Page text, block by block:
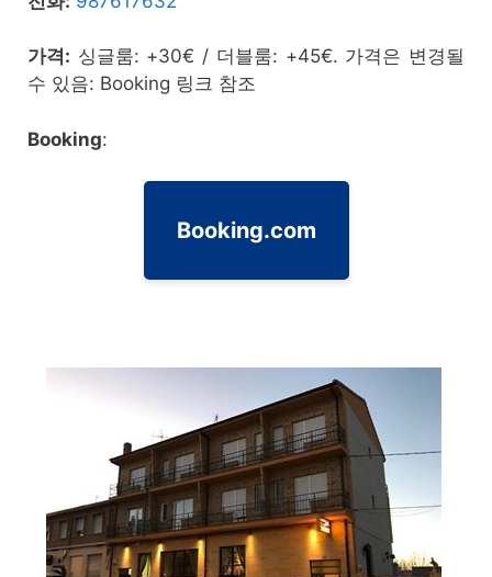
가격: 싱글룸: +30€ / 더블룸: +45€. 가격은 변경될
수 있음: Booking 링크 참조
Booking:
Booking.com